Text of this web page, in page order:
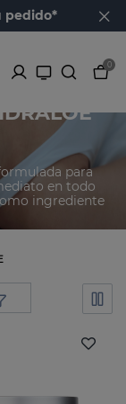
pedido*
0
para
en todo
ingrediente